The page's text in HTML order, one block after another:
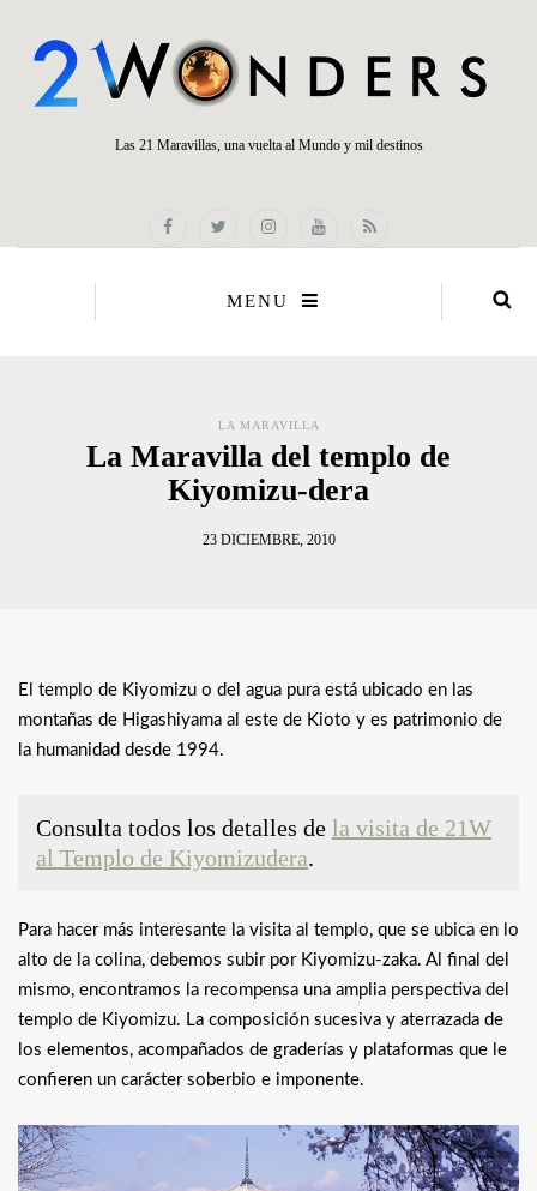
Las 21 Maravillas, una vuelta al Mundo y mil destinos
MENU
LA MARAVILLA
La Maravilla del templo de
Kiyomizu-dera
23 DICIEMBRE, 2010
El templo de Kiyomizu o del agua pura está ubicado en las
montañas de Higashiyama al este de Kioto y es patrimonio de
la humanidad desde 1994.
Consulta todos los detalles de la visita de 21W
al Templo de Kiyomizudera.
Para hacer más interesante la visita al templo, que se ubica en lo
alto de la colina, debemos subir por Kiyomizu-zaka. Al final del
mismo, encontramos la recompensa una amplia perspectiva del
templo de Kiyomizu. La composición sucesiva y aterrazada de
los elementos, acompañados de graderías y plataformas que le
confieren un carácter soberbio e imponente.